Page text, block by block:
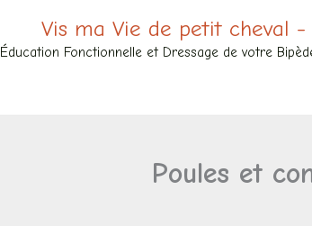
Vis ma Vie de petit cheval
Éducation Fonctionnelle et Dressage de votre
Poules et